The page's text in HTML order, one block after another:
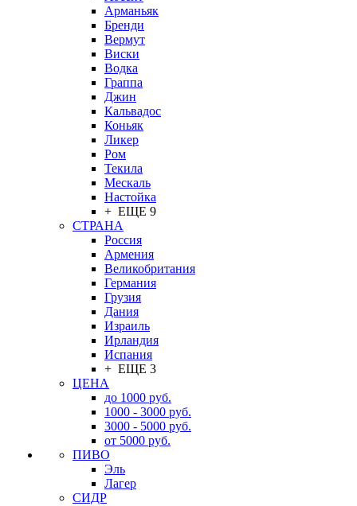
Арманьяк
Бренди
Вермут
Виски
Водка
Граппа
Джин
Кальвадос
Коньяк
Ликер
Ром
Текила
Мескаль
Настойка
+ ЕЩЕ 9
СТРАНА
Россия
Армения
Великобритания
Германия
Грузия
Дания
Израиль
Ирландия
Испания
+ ЕЩЕ 3
ЦЕНА
до 1000 руб.
1000 - 3000 руб.
3000 - 5000 руб.
от 5000 руб.
ПИВО
Эль
Лагер
СИДР